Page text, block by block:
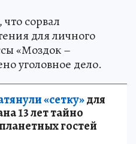
сорвал
для личного
«Моздок –
уголовное дело.
«сетку»для
13 лет тайно
гостей